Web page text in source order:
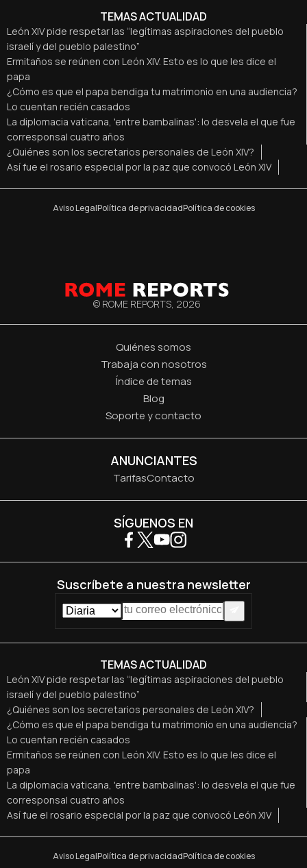
TEMAS ACTUALIDAD
León XIV pide respetar las “legítimas aspiraciones del pueblo
israelí y del pueblo palestino”
Ermitaños se reúnen con León XIV. Esto es lo que les dice el
papa
¿Cómo es que el papa bendiga tu matrimonio en una audiencia?
Lo cuentan recién casados
La diplomacia vaticana, 'entre bambalinas': lo desvela el que fue
corresponsal cuatro años
¿Quiénes son los secretarios personales de León XIV?
Así fue el rosario especial por la paz que convocó León XIV
Aviso LegalPolítica de privacidadPolítica de cookies
© ROME REPORTS, 2026
Quiénes somos
Trabaja con nosotros
Índice de temas
Blog
Soporte y contacto
ANUNCIANTES
TarifasContacto
TEMAS ACTUALIDAD
León XIV pide respetar las “legítimas aspiraciones del pueblo
israelí y del pueblo palestino”
¿Quiénes son los secretarios personales de León XIV?
¿Cómo es que el papa bendiga tu matrimonio en una audiencia?
Lo cuentan recién casados
Ermitaños se reúnen con León XIV. Esto es lo que les dice el
papa
La diplomacia vaticana, 'entre bambalinas': lo desvela el que fue
corresponsal cuatro años
Así fue el rosario especial por la paz que convocó León XIV
SÍGUENOS EN
Suscríbete a nuestra newsletter
Aviso LegalPolítica de privacidadPolítica de cookies